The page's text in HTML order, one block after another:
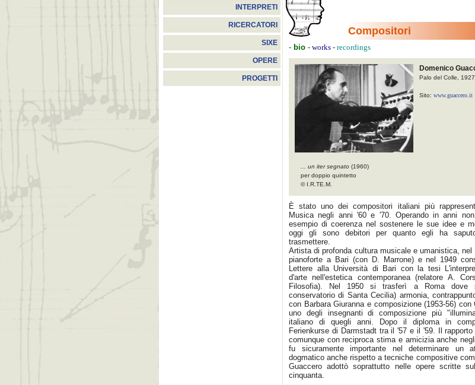
INTERPRETI
RICERCATORI
SIXE
OPERE
PROGETTI
Compositori
- bio - works - recordings
Domenico
Palo del Colle,
Sito: www.guaccero.it
... un iter segnato (1960)
per doppio quintetto
© I.R.TE.M.
È stato uno dei compositori italiani più
Musica negli anni '60 e '70. Operando in anni
esempio di coerenza nel sostenere le sue idee e
oggi gli sono debitori per quanto egli ha
trasmettere.
Artista di profonda cultura musicale e umanistica, nel
pianoforte a Bari (con D. Marrone) e nel 1949
Lettere alla Università di Bari con la tesi
d'arte nell'estetica contemporanea (relatore A.
Filosofia). Nel 1950 si trasferì a Roma dove
conservatorio di Santa Cecilia) armonia,
con Barbara Giuranna e composizione (1953-56) con
uno degli insegnanti di composizione più
italiano di quegli anni. Dopo il diploma in
Ferienkurse di Darmstadt tra il '57 e il '59. Il
comunque con reciproca stima e amicizia anche
fu sicuramente importante nel determinare un
dogmatico anche rispetto a tecniche compositive
Guaccero adottò soprattutto nelle opere scritte
cinquanta.